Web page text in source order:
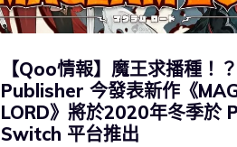
【Qoo情報】魔王求播種！
Publisher 今發表新作《
LORD》將於2020年冬季於
Switch 平台推出